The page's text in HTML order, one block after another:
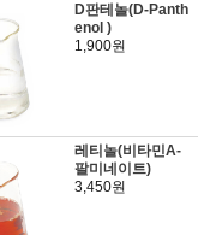
D판테놀(D-Panth
enol )
1,900원
레티놀(비타민A-
팔미네이트)
3,450원